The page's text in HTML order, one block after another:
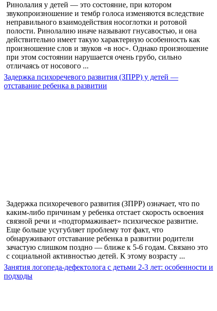
Ринолалия у детей — это состояние, при котором
звукопроизношение и тембр голоса изменяются вследствие
неправильного взаимодействия носоглотки и ротовой
полости. Ринолалию иначе называют гнусавостью, и она
действительно имеет такую характерную особенность как
произношение слов и звуков «в нос». Однако произношение
при этом состоянии нарушается очень грубо, сильно
отличаясь от носового ...
Задержка психоречевого развития (ЗПРР) у детей —
отставание ребенка в развитии
Задержка психоречевого развития (ЗПРР) означает, что по
каким-либо причинам у ребенка отстает скорость освоения
связной речи и «подтормаживает» психическое развитие.
Еще больше усугубляет проблему тот факт, что
обнаруживают отставание ребенка в развитии родители
зачастую слишком поздно — ближе к 5-6 годам. Связано это
с социальной активностью детей. К этому возрасту ...
Занятия логопеда-дефектолога с детьми 2-3 лет: особенности и
подходы